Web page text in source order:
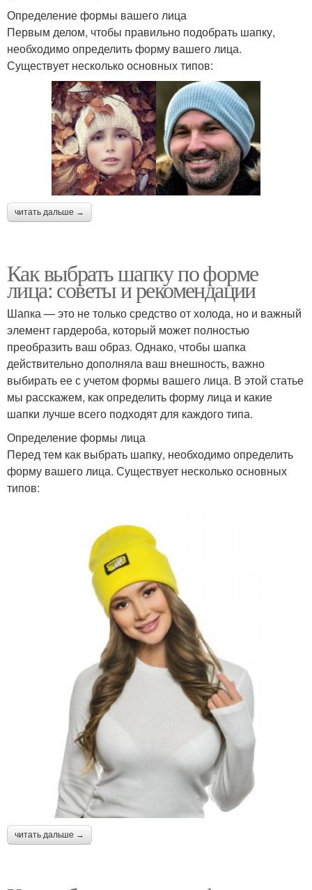
Определение формы вашего лица
Первым делом, чтобы правильно подобрать шапку,
необходимо определить форму вашего лица.
Существует несколько основных типов:
читать дальше →
Как выбрать шапку по форме
лица: советы и рекомендации
Шапка — это не только средство от холода, но и важный
элемент гардероба, который может полностью
преобразить ваш образ. Однако, чтобы шапка
действительно дополняла ваш внешность, важно
выбирать ее с учетом формы вашего лица. В этой статье
мы расскажем, как определить форму лица и какие
шапки лучше всего подходят для каждого типа.
Определение формы лица
Перед тем как выбрать шапку, необходимо определить
форму вашего лица. Существует несколько основных
типов:
читать дальше →